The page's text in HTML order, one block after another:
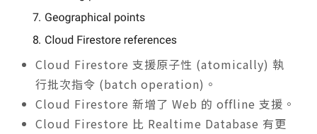
Cloud Firestore 支援原子性 (atomically) 執
行批次指令 (batch operation)。
Cloud Firestore 新增了 Web 的 offline 支援。
Cloud Firestore 比 Realtime Database 有更